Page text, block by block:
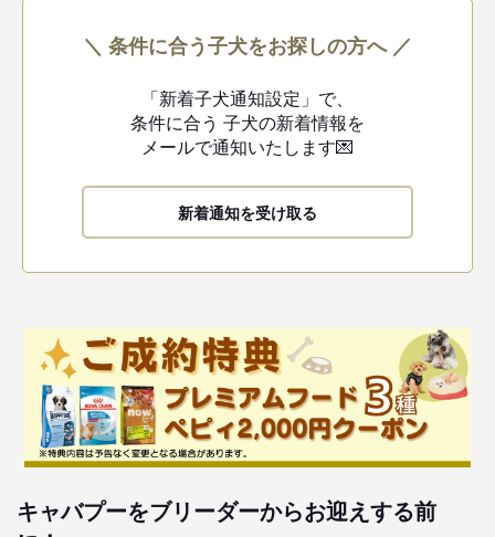
＼ 条件に合う子犬をお探しの方へ ／
「新着子犬通知設定」で、
条件に合う 子犬の新着情報を
メールで通知いたします💌
新着通知を受け取る
キャバプーをブリーダーからお迎えする前